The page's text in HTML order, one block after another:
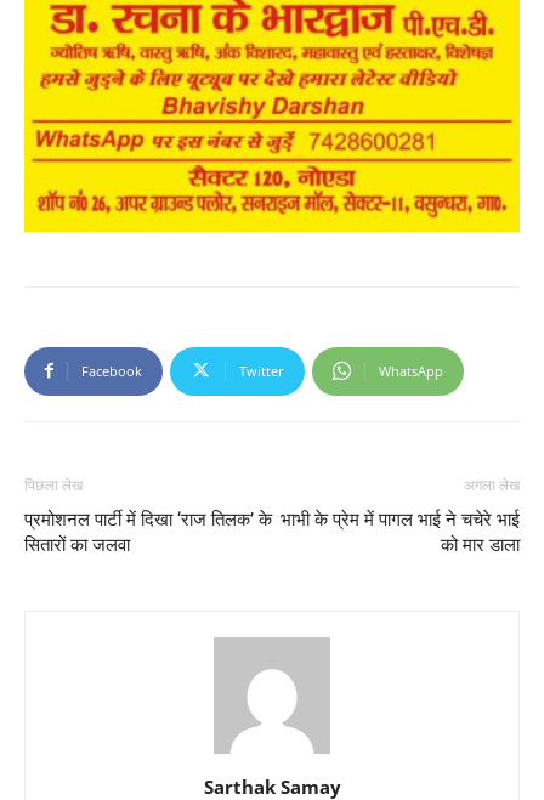
Facebook Twitter WhatsApp
पिछला लेख
प्रमोशनल पार्टी में दिखा ‘राज तिलक’ के
सितारों का जलवा
अगला लेख
भाभी के प्रेम में पागल भाई ने चचेरे भाई
को मार डाला
Sarthak Samay